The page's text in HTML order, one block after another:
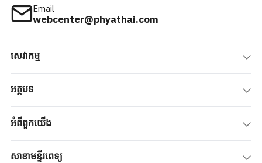
Email
webcenter@phyathai.com
សេវាកម្ម
អត្ថបទ
អំពីពួកយើង
សាខាមន្ទីរពេទ្យ